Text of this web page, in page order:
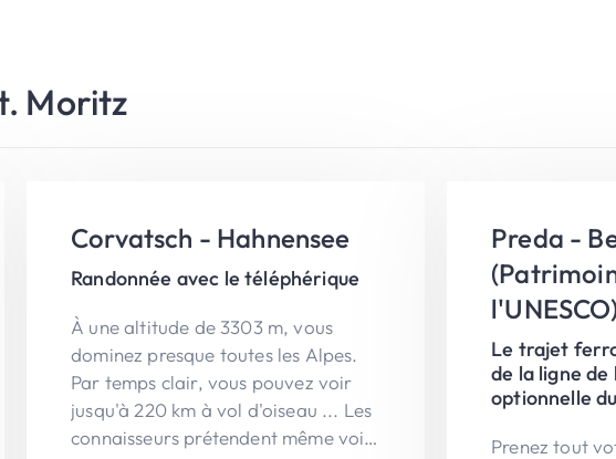
Moritz
Corvatsch - Hahnensee
Randonnée avec le téléphérique
À une altitude de 3303 m, vous
dominez presque toutes les Alpes.
Par temps clair, vous pouvez voir
jusqu'à 220 km à vol d'oiseau ... Les
connaisseurs prétendent même voir
Preda -
Le trajet
de la ligne de
optionnelle
Prenez tout